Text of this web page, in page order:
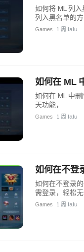
如何将 ML 列
列入黑名单的
Games 1 周 lalu
如何在 ML
如何在 ML 中
天功能，
Games 1 周 lalu
如何在不登
如何在不登录
需登录，轻松无
Games 1 周 lalu